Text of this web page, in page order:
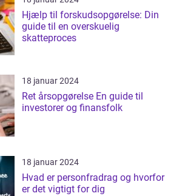
Hjælp til forskudsopgørelse: Din
guide til en overskuelig
skatteproces
18 januar 2024
Ret årsopgørelse En guide til
investorer og finansfolk
18 januar 2024
Hvad er personfradrag og hvorfor
er det vigtigt for dig